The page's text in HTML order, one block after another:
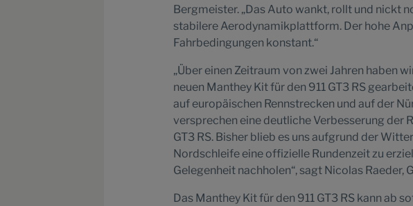
Bergmeister. „Das Auto wankt, rollt und nickt
stabilere Aerodynamikplattform. Der hohe
Fahrbedingungen konstant.“
„Über einen Zeitraum von zwei Jahren haben
neuen Manthey Kit für den 911 GT3 RS
auf europäischen Rennstrecken und auf der
versprechen eine deutliche Verbesserung der
GT3 RS. Bisher blieb es uns aufgrund der
Nordschleife eine offizielle Rundenzeit zu
Gelegenheit nachholen“, sagt Nicolas
Das Manthey Kit für den 911 GT3 RS kann ab